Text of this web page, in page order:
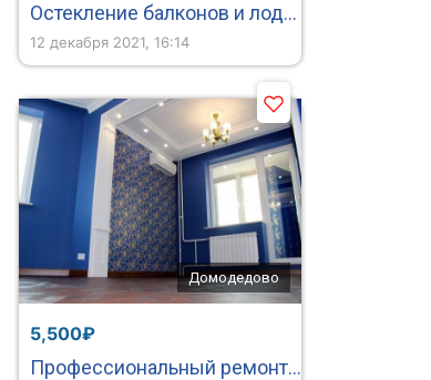
Остекление балконов и лоджий под ключ в Твери
12 декабря 2021, 16:14
Домодедово
5,500₽
Профессиональный ремонт квартиры, офиса, отделка коттеджа